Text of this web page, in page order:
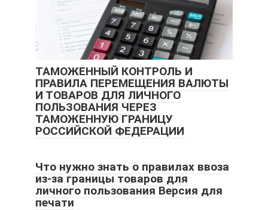
ТАМОЖЕННЫЙ КОНТРОЛЬ И
ПРАВИЛА ПЕРЕМЕЩЕНИЯ ВАЛЮТЫ
И ТОВАРОВ ДЛЯ ЛИЧНОГО
ПОЛЬЗОВАНИЯ ЧЕРЕЗ
ТАМОЖЕННУЮ ГРАНИЦУ
РОССИЙСКОЙ ФЕДЕРАЦИИ
Что нужно знать о правилах ввоза
из-за границы товаров для
личного пользования Версия для
печати